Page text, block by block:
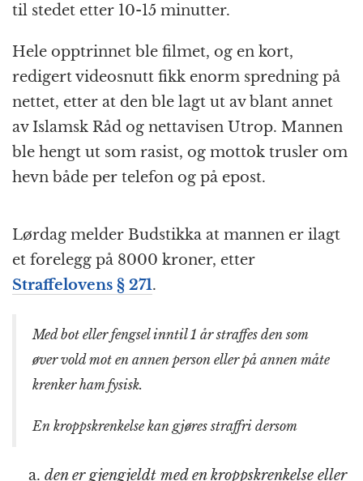
til stedet etter 10-15 minutter.
Hele opptrinnet ble filmet, og en kort,
redigert videosnutt fikk enorm spredning på
nettet, etter at den ble lagt ut av blant annet
av Islamsk Råd og nettavisen Utrop. Mannen
ble hengt ut som rasist, og mottok trusler om
hevn både per telefon og på epost.
Lørdag melder Budstikka at mannen er ilagt
et forelegg på 8000 kroner, etter
Straffelovens § 271.
Med bot eller fengsel inntil 1 år straffes den som
øver vold mot en annen person eller på annen måte
krenker ham fysisk.
En kroppskrenkelse kan gjøres straffri dersom
den er gjengjeldt med en kroppskrenkelse eller